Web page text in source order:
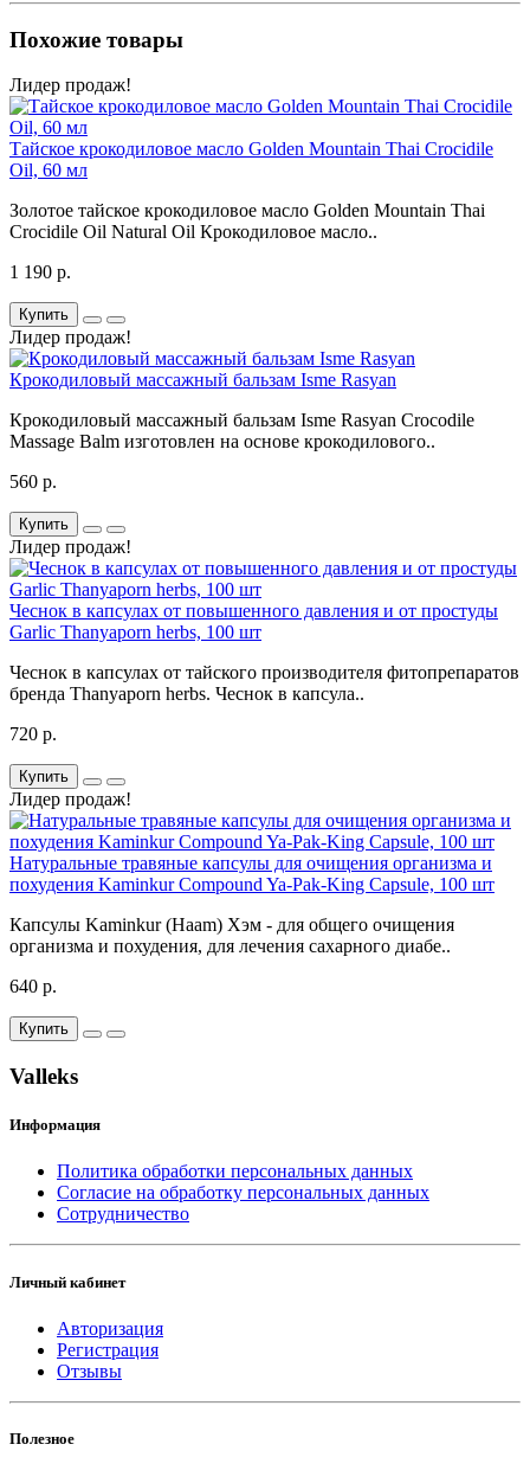
Похожие товары
Лидер продаж!
Тайское крокодиловое масло Golden Mountain Thai Crocidile
Oil, 60 мл
Золотое тайское крокодиловое масло Golden Mountain Thai
Crocidile Oil Natural Oil Крокодиловое масло..
1 190 р.
Купить
Лидер продаж!
Крокодиловый массажный бальзам Isme Rasyan
Крокодиловый массажный бальзам Isme Rasyan Crocodile
Massage Balm изготовлен на основе крокодилового..
560 р.
Купить
Лидер продаж!
Чеснок в капсулах от повышенного давления и от простуды
Garlic Thanyaporn herbs, 100 шт
Чеснок в капсулах от тайского производителя фитопрепаратов
бренда Thanyaporn herbs. Чеснок в капсула..
720 р.
Купить
Лидер продаж!
Натуральные травяные капсулы для очищения организма и
похудения Kaminkur Compound Ya-Pak-King Capsule, 100 шт
Капсулы Kaminkur (Haam) Хэм - для общего очищения
организма и похудения, для лечения сахарного диабе..
640 р.
Купить
Valleks
Информация
Политика обработки персональных данных
Согласие на обработку персональных данных
Сотрудничество
Личный кабинет
Авторизация
Регистрация
Отзывы
Полезное